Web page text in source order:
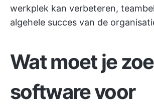
werkplek kan verbeteren,
algehele succes van de
Wat moet je
software voor